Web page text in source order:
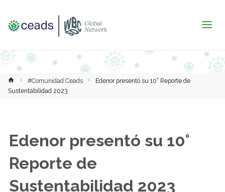
Inicio#Comunidad Ceads
Edenor presentó su 10° Reporte de
Sustentabilidad 2023
Edenor presentó su 10°
Reporte de
Sustentabilidad 2023